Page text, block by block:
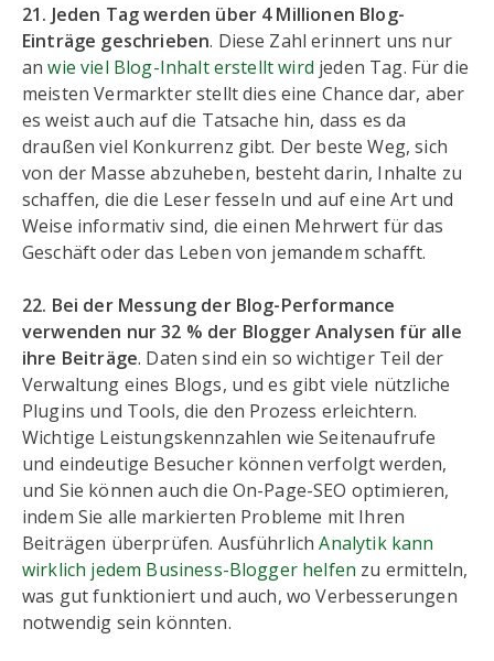
21. Jeden Tag werden über 4 Millionen Blog-
Einträge geschrieben. Diese Zahl erinnert uns nur
anwie viel Blog-Inhalt erstellt wird jeden Tag. Für die
meisten Vermarkter stellt dies eine Chance dar, aber
es weist auch auf die Tatsache hin, dass es da
draußen viel Konkurrenz gibt. Der beste Weg, sich
von der Masse abzuheben, besteht darin, Inhalte zu
schaffen, die die Leser fesseln und auf eine Art und
Weise informativ sind, die einen Mehrwert für das
Geschäft oder das Leben von jemandem schafft.
22. Bei der Messung der Blog-Performance
verwenden nur 32 % der Blogger Analysen für alle
ihre Beiträge. Daten sind ein so wichtiger Teil der
Verwaltung eines Blogs, und es gibt viele nützliche
Plugins und Tools, die den Prozess erleichtern.
Wichtige Leistungskennzahlen wie Seitenaufrufe
und eindeutige Besucher können verfolgt werden,
und Sie können auch die On-Page-SEO optimieren,
indem Sie alle markierten Probleme mit Ihren
Beiträgen überprüfen. AusführlichAnalytik kann
wirklich jedem Business-Blogger helfen zu ermitteln,
was gut funktioniert und auch, wo Verbesserungen
notwendig sein könnten.